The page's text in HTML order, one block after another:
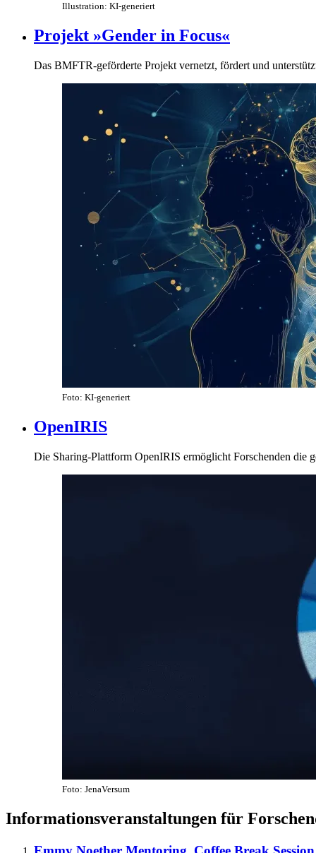
Illustration: KI-generiert
Projekt »Gender in Focus«
Das BMFTR-geförderte Projekt vernetzt, fördert und
Foto: KI-generiert
OpenIRIS
Die Sharing-Plattform OpenIRIS ermöglicht Forschenden die
Foto: JenaVersum
Informationsveranstaltungen für